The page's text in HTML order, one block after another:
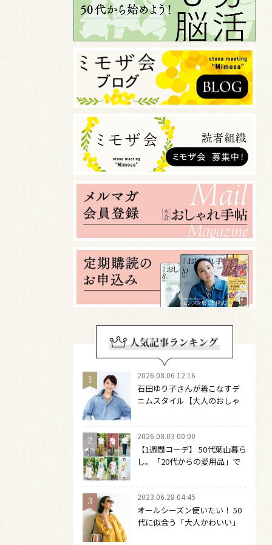
2026.08.06 12:16
石田ゆり子さんが着こなすデ
ニムスタイル【大人のおしゃ
どファッションは自由になる
2026.08.03 00:00
【1週間コーデ】 50代葉山暮ら
し。「20代からの愛用品」で
～ 桐野恵美さん #022 Emi
Kirino～
2023.06.28 04:45
オールシーズン使いたい！ 50
代に似合う「大人かわいい」